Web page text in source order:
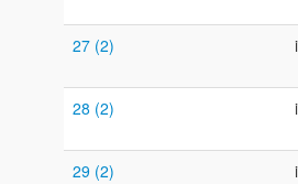
27 (2)
28 (2)
29 (2)